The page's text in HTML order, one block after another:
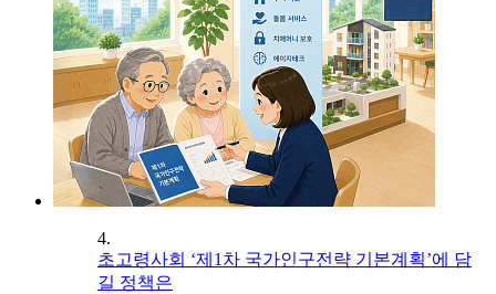
4.
초고령사회 ‘제1차 국가인구전략 기본계획’에 담
길 정책은